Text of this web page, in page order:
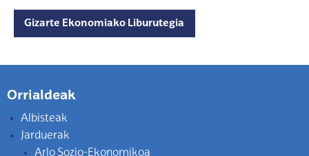
Gizarte Ekonomiako Liburutegia
Orrialdeak
Albisteak
Jarduerak
Arlo Sozio-Ekonomikoa